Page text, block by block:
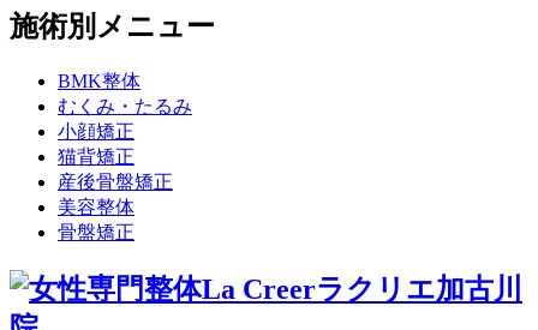
施術別メニュー
BMK整体
むくみ・たるみ
小顔矯正
猫背矯正
産後骨盤矯正
美容整体
骨盤矯正